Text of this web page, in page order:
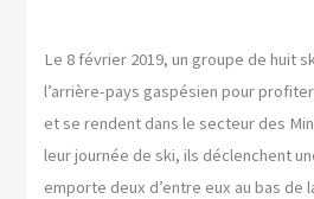
Le 8 février 2019, un groupe de huit
l’arrière-pays gaspésien pour
et se rendent dans le secteur des
leur journée de ski, ils déclenchent
emporte deux d’entre eux au bas de